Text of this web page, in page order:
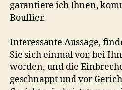
garantiere ich Ihnen,
Bouffier.
Interessante Aussage,
Sie sich einmal vor, bei
worden, und die
geschnappt und vor